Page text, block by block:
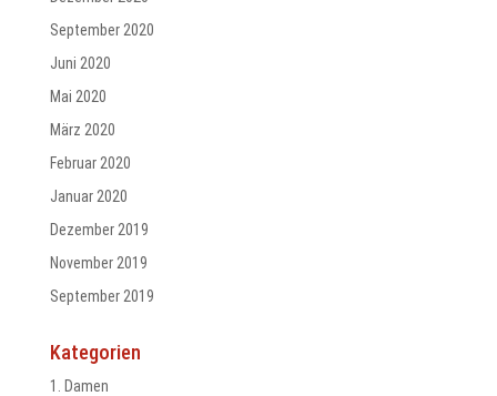
September 2020
Juni 2020
Mai 2020
März 2020
Februar 2020
Januar 2020
Dezember 2019
November 2019
September 2019
Kategorien
1. Damen